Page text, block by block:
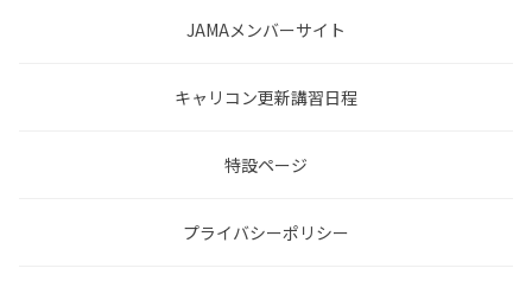
JAMAメンバーサイト
キャリコン更新講習日程
特設ページ
プライバシーポリシー